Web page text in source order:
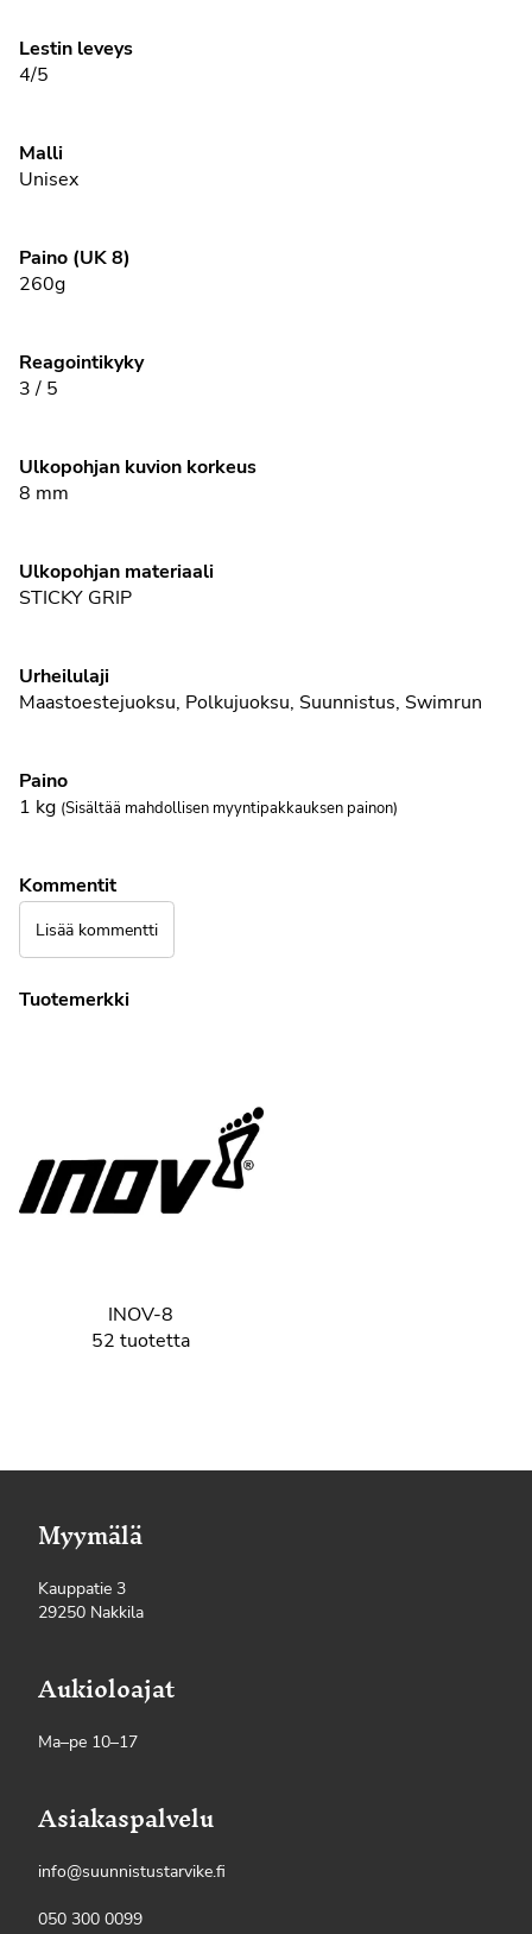
Lestin leveys
4/5
Malli
Unisex
Paino (UK 8)
260g
Reagointikyky
3 / 5
Ulkopohjan kuvion korkeus
8 mm
Ulkopohjan materiaali
STICKY GRIP
Urheilulaji
Maastoestejuoksu, Polkujuoksu, Suunnistus, Swimrun
Paino
1 kg (Sisältää mahdollisen myyntipakkauksen painon)
Kommentit
Lisää kommentti
Tuotemerkki
INOV-8
52 tuotetta
Myymälä
Kauppatie 3
29250 Nakkila
Aukioloajat
Ma–pe 10–17
Asiakaspalvelu
info@suunnistustarvike.fi
050 300 0099